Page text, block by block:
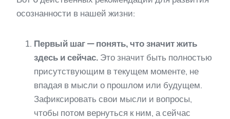
осознанности в нашей жизни:
Первый шаг — понять, что значит жить
здесь и сейчас. Это значит быть полностью
присутствующим в текущем моменте, не
впадая в мысли о прошлом или будущем.
Зафиксировать свои мысли и вопросы,
чтобы потом вернуться к ним, а сейчас